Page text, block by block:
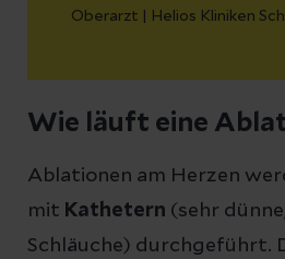
Oberarzt | Helios Kliniken
Wie läuft eine
Ablationen am Herzen
mit Kathetern (sehr
Schläuche) durchgeführt.